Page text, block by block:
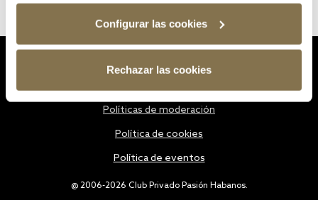
Configurar las cookies
Rechazar las cookies
@ 2006-2026 Club Privado Pasión Habanos.
Políticas de moderación
Política de cookies
Política de eventos